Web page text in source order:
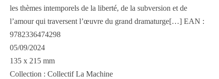
les thèmes intemporels de la liberté, de la subversion et de
l’amour qui traversent l’œuvre du grand dramaturge[…] EAN :
9782336474298
05/09/2024
135 x 215 mm
Collection : Collectif La Machine